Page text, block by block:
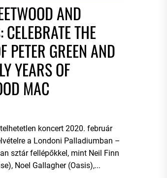
AND
CELEBRATE THE
PETER GREEN AND
YEARS OF
MAC
koncert 2020. február
a Londoni Palladiumban –
sztár fellépőkkel, mint Neil Finn
Noel Gallagher (Oasis),...